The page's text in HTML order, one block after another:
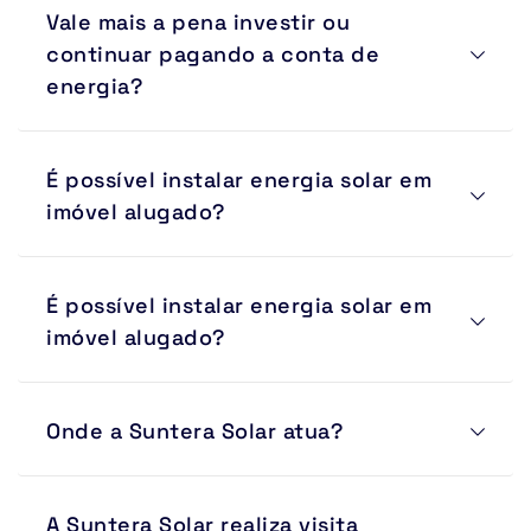
financiamento e parcelamento para facilitar a
implantação.
Vale mais a pena investir ou
continuar pagando a conta de
energia?
solar permite transformar esse gasto recorrente em um
investimento com retorno financeiro e proteção contra
aumentos futuros.
É possível instalar energia solar em
imóvel alugado?
incluindo geração compartilhada e autoconsumo
remoto.
É possível instalar energia solar em
imóvel alugado?
incluindo geração compartilhada e autoconsumo
Onde a Suntera Solar atua?
Ibiúna, São Roque, Boituva e em diversas cidades do
A Suntera Solar realiza visita